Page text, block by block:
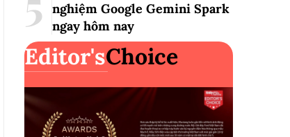
nghiệm Google Gemini Spark
ngay hôm nay
Editor'sChoice